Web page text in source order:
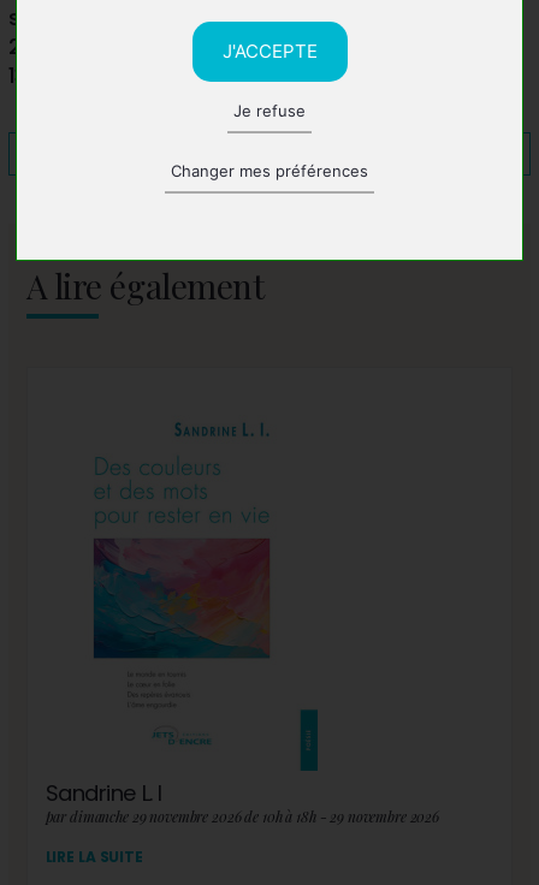
J'ACCEPTE
Je refuse
Changer mes préférences
salles municipales Paul Eluard et Saint Marceaux
20 avenue Jules Ferry
13600 La Ciotat
A lire également
Sandrine L. I
par dimanche 29 novembre 2026 de 10h à 18h - 29 novembre 2026
LIRE LA SUITE